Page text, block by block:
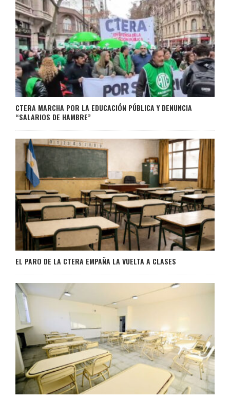
CTERA MARCHA POR LA EDUCACIÓN PÚBLICA Y DENUNCIA
“SALARIOS DE HAMBRE”
EL PARO DE LA CTERA EMPAÑA LA VUELTA A CLASES